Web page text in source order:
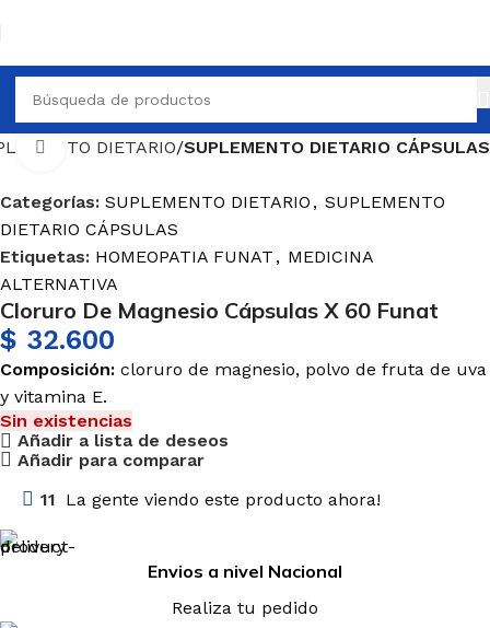
DIETARIO SUPLEMENTO DIETARIO CÁPSULAS
Haga Click para agrandar
Categorías: SUPLEMENTO DIETARIO , SUPLEMENTO
DIETARIO CÁPSULAS
Etiquetas: HOMEOPATIA FUNAT , MEDICINA
ALTERNATIVA
Cloruro De Magnesio Cápsulas X 60 Funat
$ 32.600
Composición: cloruro de magnesio, polvo de fruta de uva
y vitamina E.
Sin existencias
Añadir a lista de deseos
Añadir para comparar
11 La gente viendo este producto ahora!
Envios a nivel Nacional
Realiza tu pedido